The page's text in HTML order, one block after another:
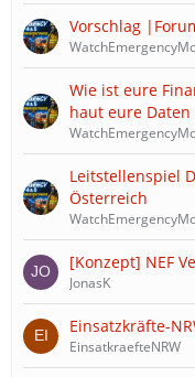
Vorschlag
Wie ist eure
haut eure Daten
Leitstellenspiel
Österreich
[Konzept] NEF
JonasK
Einsatzkräfte-
EinsatkraefteNRW